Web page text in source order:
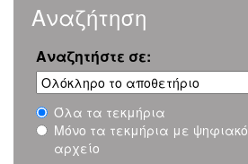
Αναζήτηση
Αναζητήστε σε:
Όλα τα τεκμήρια
Μόνο τα τεκμήρια με ψηφιακό
αρχείο